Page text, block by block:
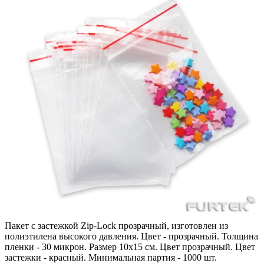
Пакет с застежкой Zip-Lock прозрачный, изготовлен из
полиэтилена высокого давления. Цвет - прозрачный. Толщина
пленки - 30 микрон. Размер 10х15 см. Цвет прозрачный. Цвет
застежки - красный. Минимальная партия - 1000 шт.